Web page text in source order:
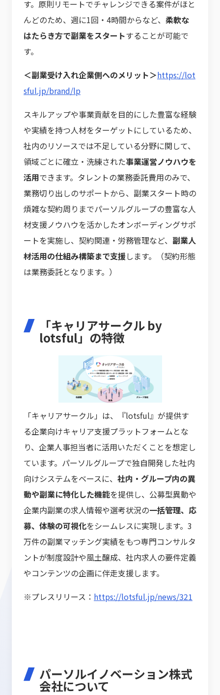
す。原則リモートでチャレンジできる案件がほと
んどのため、週に1回・4時間からなど、 柔軟な
はたらき方で副業をスタートすることが可能で
す。
＜副業受け入れ企業側へのメリット＞https://lot
sful.jp/brand/lp
スキルアップや事業貢献を目的にした豊富な経験
や実績を持つ人材をターゲットにしているため、
社内のリソースでは不足している分野に関して、
領域ごとに確立・洗練された事業運営ノウハウを
活用できます。タレントの業務委託費用のみで、
業務切り出しのサポートから、副業スタート時の
煩雑な契約周りまでパーソルグループの豊富な人
材支援ノウハウを活かしたオンボーディングサポ
ートを実施し、契約関連・労務管理など、 副業人
材活用の仕組み構築まで支援します。（契約形態
は業務委託となります。）
「キャリアサークル by
lotsful」の特徴
「キャリアサークル」は、『lotsful』が提供す
る企業向けキャリア支援プラットフォームとな
り、企業人事担当者に活用いただくことを想定し
ています。パーソルグループで独自開発した社内
向けシステムをベースに、 社内・グループ内の異
動や副業に特化した機能を提供し、公募型異動や
企業内副業の求人情報や選考状況の一括管理、応
募、体験の可視化をシームレスに実現します。3
万件の副業マッチング実績をもつ専門コンサルタ
ントが制度設計や風土醸成、社内求人の要件定義
やコンテンツの企画に伴走支援します。
※プレスリリース： https://lotsful.jp/news/321
パーソルイノベーション株式
会社について